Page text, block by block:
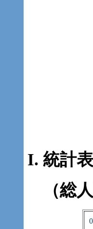
統計表
（総